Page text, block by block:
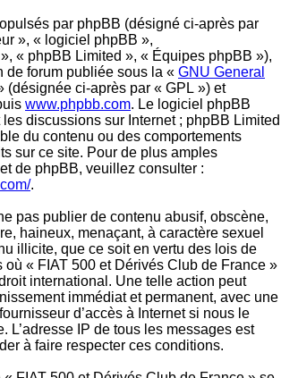
par phpBB (désigné ci-après par
», « logiciel phpBB »,
« phpBB Limited », « Équipes phpBB »),
de forum publiée sous la « GNU General
(désignée ci-après par « GPL ») et
www.phpbb.com. Le logiciel phpBB
discussions sur Internet ; phpBB Limited
du contenu ou des comportements
sur ce site. Pour de plus amples
de phpBB, veuillez consulter :
.
pas publier de contenu abusif, obscène,
haineux, menaçant, à caractère sexuel
illicite, que ce soit en vertu des lois de
où « FIAT 500 et Dérivés Club de France »
international. Une telle action peut
immédiat et permanent, avec une
d’accès à Internet si nous le
L’adresse IP de tous les messages est
à faire respecter ces conditions.